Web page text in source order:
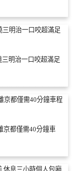
三明治一口咬超滿足
京都僅需40分鐘車